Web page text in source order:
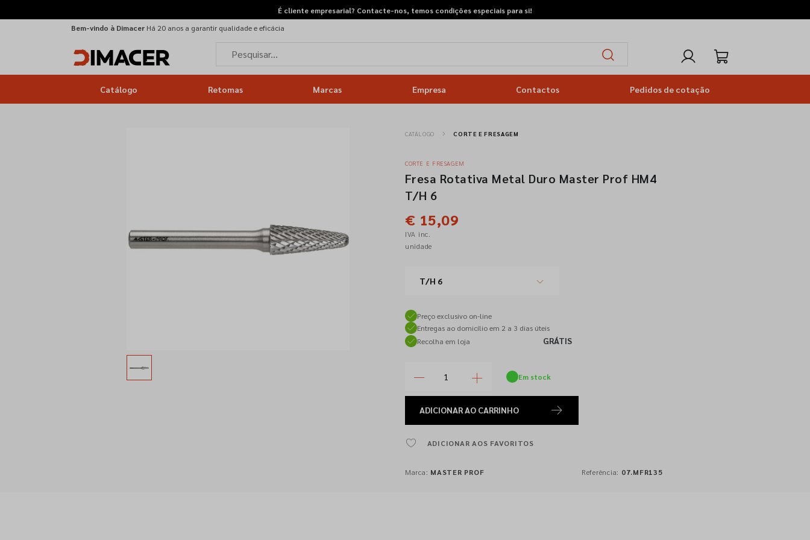
É cliente empresarial? Contacte-nos, temos condições especiais para si!
Bem-vindo à Dimacer Há 20 anos a garantir qualidade e eficácia
Catálogo Retomas Marcas Empresa Contactos Pedidos de cotação
CATÁLOGO CORTE E FRESAGEM
CORTE E FRESAGEM
Fresa Rotativa Metal Duro Master Prof HM4
T/H 6
€ 15,09
IVA inc.
unidade
T/H 6
Preço exclusivo on-line
Entregas ao domicílio em 2 a 3 dias úteis
Recolha em loja
GRÁTIS
Em stock
ADICIONARAO CARRINHO
ADICIONAR AOS FAVORITOS
Marca: MASTER PROF Referência: 07.MFR135